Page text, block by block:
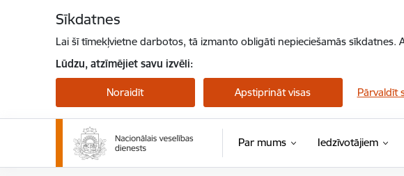
Sīkdatnes
Lai šī tīmekļvietne darbotos, tā izmanto obligāti nepieciešamās
Lūdzu, atzīmējiet savu izvēli:
Noraidīt Apstiprināt visas Pārvaldīt
Par mums Iedzīvotājiem